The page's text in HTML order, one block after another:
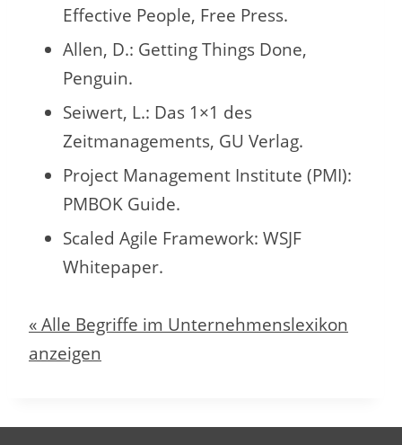
Effective People, Free Press.
Allen, D.: Getting Things Done,
Penguin.
Seiwert, L.: Das 1×1 des
Zeitmanagements, GU Verlag.
Project Management Institute (PMI):
PMBOK Guide.
Scaled Agile Framework: WSJF
Whitepaper.
« Alle Begriffe im Unternehmenslexikon
anzeigen